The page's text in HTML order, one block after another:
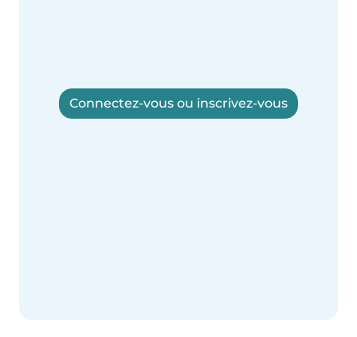
Connectez-vous ou inscrivez-vous